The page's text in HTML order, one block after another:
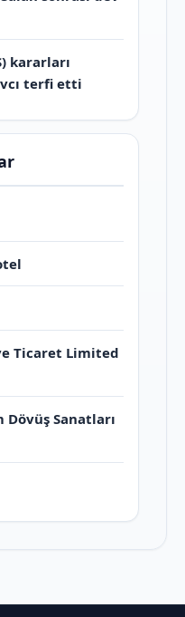
kararları
terfi etti
Ticaret Limited
Sanatları